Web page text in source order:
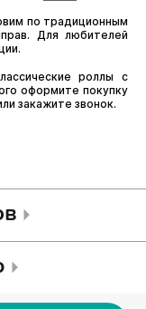
по традиционным
Для любителей
роллы с
оформите покупку
закажите звонок.